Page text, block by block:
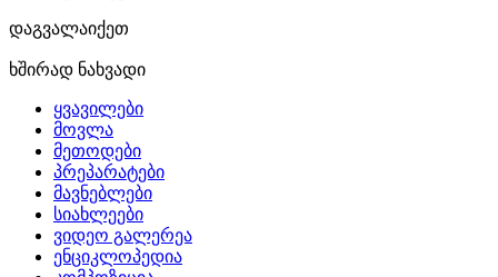
დაგვალაიქეთ
ხშირად ნახვადი
ყვავილები
მოვლა
მეთოდები
პრეპარატები
მავნებლები
სიახლეები
ვიდეო გალერეა
ენციკლოპედია